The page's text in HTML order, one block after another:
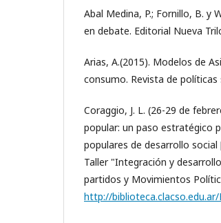
Abal Medina, P.; Fornillo, B. y
en debate. Editorial Nueva
Arias, A.(2015). Modelos de
consumo. Revista de políticas
Coraggio, J. L. (26-29 de
popular: un paso estratégico
populares de desarrollo
Taller "Integración y
partidos y Movimientos
http://